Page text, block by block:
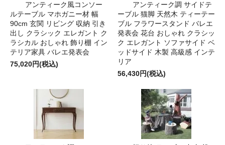
アンティーク風コンソー
ルテーブル マホガニー材 幅
90cm 玄関 リビング 収納 引き
出し クラシック エレガント ク
ラシカル おしゃれ 飾り棚 イン
テリア家具 バレエ発表会
75,020円(税込)
アンティーク調 サイドテ
ーブル 猫脚 天然木 ティーテー
ブル フラワースタンド バレエ
発表会 花台 おしゃれ クラシッ
ク エレガント ソファサイド ベ
ッドサイド 木製 高級感 インテ
リア
56,430円(税込)